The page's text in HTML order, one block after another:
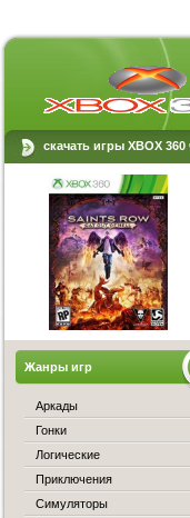
скачать игры XBOX 360
Жанры игр
Аркады
Гонки
Логические
Приключения
Симуляторы